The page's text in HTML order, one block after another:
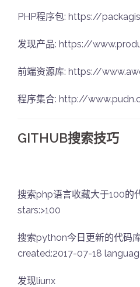
PHP程序包: https://
发现产品: https://
前端资源库: https://
程序集合: http://
GITHUB搜索技巧
搜索php语言收藏大于100的
stars:>100
搜索python今日更新的代码
created:2017-07-18
发现liunx